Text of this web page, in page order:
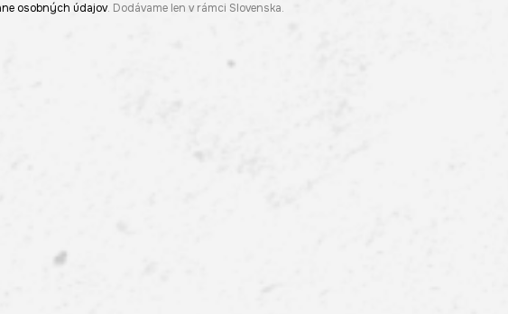
osobných údajov. Dodávame len v rámci Slovenska.